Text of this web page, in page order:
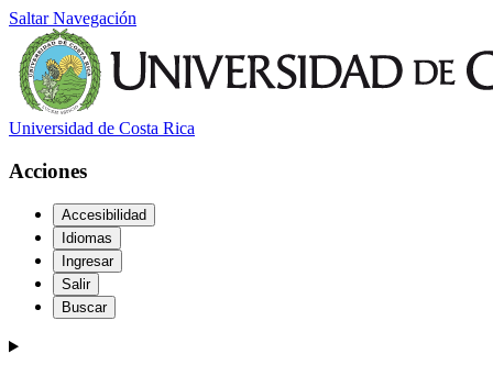
Saltar Navegación
Universidad de Costa Rica
Acciones
Accesibilidad
Idiomas
Ingresar
Salir
Buscar